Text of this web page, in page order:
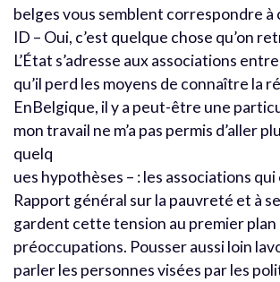
belges vous semblent correspondre à
ID – Oui, c’est quelque chose qu’on
L’État s’adresse aux associations
qu’il perd les moyens de connaître la
EnBelgique, il y a peut-être une
mon travail ne m’a pas permis d’aller
quelq
ues hypothèses – : les associations
Rapport général sur la pauvreté et à
gardent cette tension au premier plan
préoccupations. Pousser aussi loin
parler les personnes visées par les